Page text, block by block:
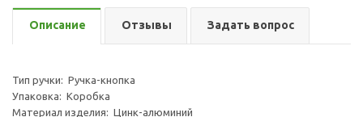
Описание Отзывы Задать вопрос
Тип ручки: Ручка-кнопка
Упаковка: Коробка
Материал изделия: Цинк-алюминий